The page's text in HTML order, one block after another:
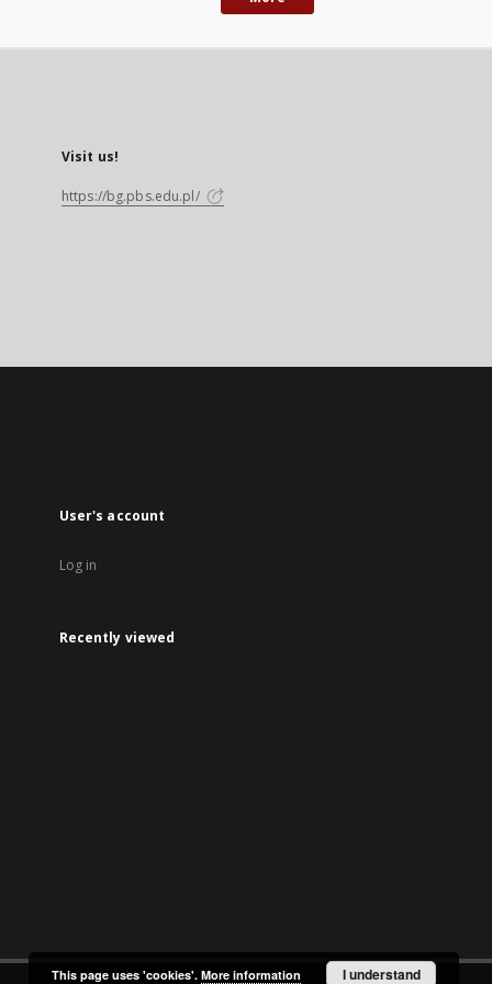
Visit us!
https://bg.pbs.edu.pl/
User's account
Log in
Recently viewed
This page uses 'cookies'. More information I understand